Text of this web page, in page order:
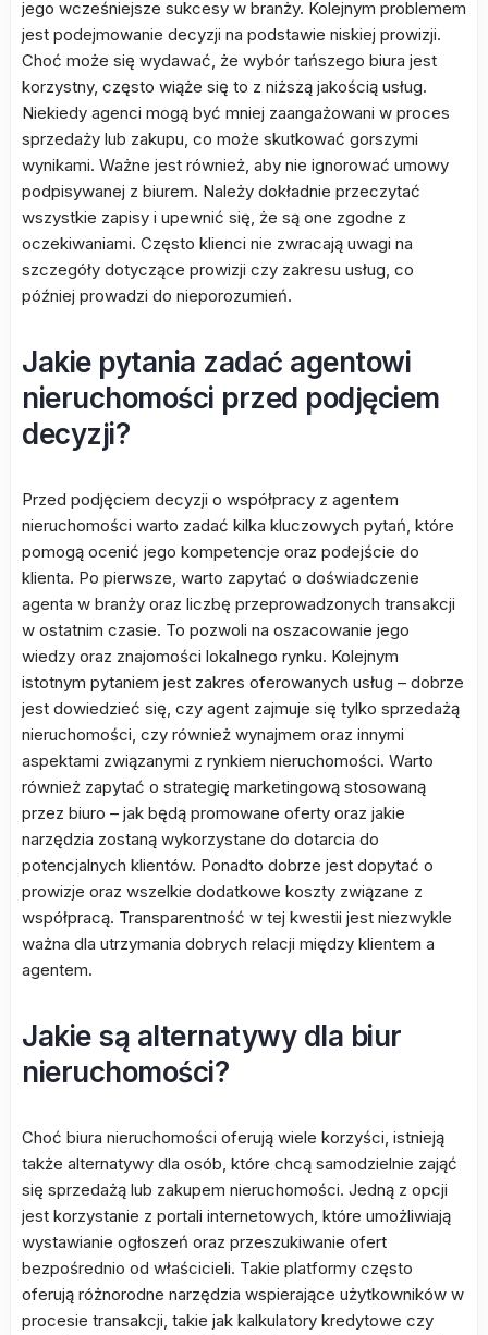
jego wcześniejsze sukcesy w branży. Kolejnym problemem
jest podejmowanie decyzji na podstawie niskiej prowizji.
Choć może się wydawać, że wybór tańszego biura jest
korzystny, często wiąże się to z niższą jakością usług.
Niekiedy agenci mogą być mniej zaangażowani w proces
sprzedaży lub zakupu, co może skutkować gorszymi
wynikami. Ważne jest również, aby nie ignorować umowy
podpisywanej z biurem. Należy dokładnie przeczytać
wszystkie zapisy i upewnić się, że są one zgodne z
oczekiwaniami. Często klienci nie zwracają uwagi na
szczegóły dotyczące prowizji czy zakresu usług, co
później prowadzi do nieporozumień.
Jakie pytania zadać agentowi
nieruchomości przed podjęciem
decyzji?
Przed podjęciem decyzji o współpracy z agentem
nieruchomości warto zadać kilka kluczowych pytań, które
pomogą ocenić jego kompetencje oraz podejście do
klienta. Po pierwsze, warto zapytać o doświadczenie
agenta w branży oraz liczbę przeprowadzonych transakcji
w ostatnim czasie. To pozwoli na oszacowanie jego
wiedzy oraz znajomości lokalnego rynku. Kolejnym
istotnym pytaniem jest zakres oferowanych usług – dobrze
jest dowiedzieć się, czy agent zajmuje się tylko sprzedażą
nieruchomości, czy również wynajmem oraz innymi
aspektami związanymi z rynkiem nieruchomości. Warto
również zapytać o strategię marketingową stosowaną
przez biuro – jak będą promowane oferty oraz jakie
narzędzia zostaną wykorzystane do dotarcia do
potencjalnych klientów. Ponadto dobrze jest dopytać o
prowizje oraz wszelkie dodatkowe koszty związane z
współpracą. Transparentność w tej kwestii jest niezwykle
ważna dla utrzymania dobrych relacji między klientem a
agentem.
Jakie są alternatywy dla biur
nieruchomości?
Choć biura nieruchomości oferują wiele korzyści, istnieją
także alternatywy dla osób, które chcą samodzielnie zająć
się sprzedażą lub zakupem nieruchomości. Jedną z opcji
jest korzystanie z portali internetowych, które umożliwiają
wystawianie ogłoszeń oraz przeszukiwanie ofert
bezpośrednio od właścicieli. Takie platformy często
oferują różnorodne narzędzia wspierające użytkowników w
procesie transakcji, takie jak kalkulatory kredytowe czy